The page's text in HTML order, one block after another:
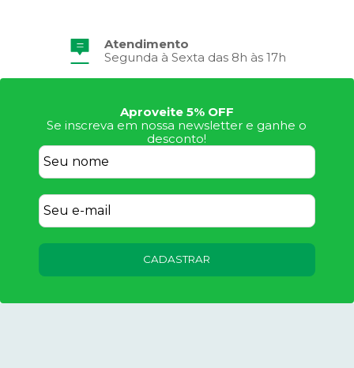
Atendimento
Segunda à Sexta das 8h às 17h
Aproveite 5% OFF
Se inscreva em nossa newsletter e ganhe o
desconto!
CADASTRAR